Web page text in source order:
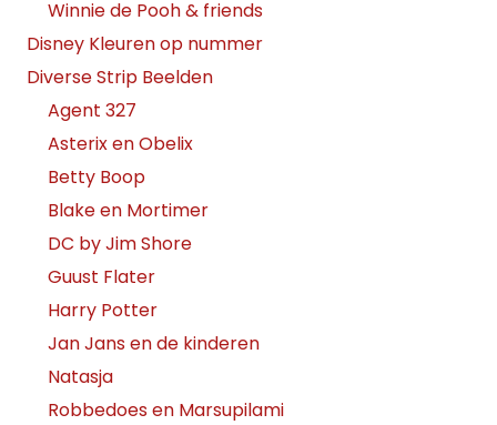
Winnie de Pooh & friends
Disney Kleuren op nummer
Diverse Strip Beelden
Agent 327
Asterix en Obelix
Betty Boop
Blake en Mortimer
DC by Jim Shore
Guust Flater
Harry Potter
Jan Jans en de kinderen
Natasja
Robbedoes en Marsupilami